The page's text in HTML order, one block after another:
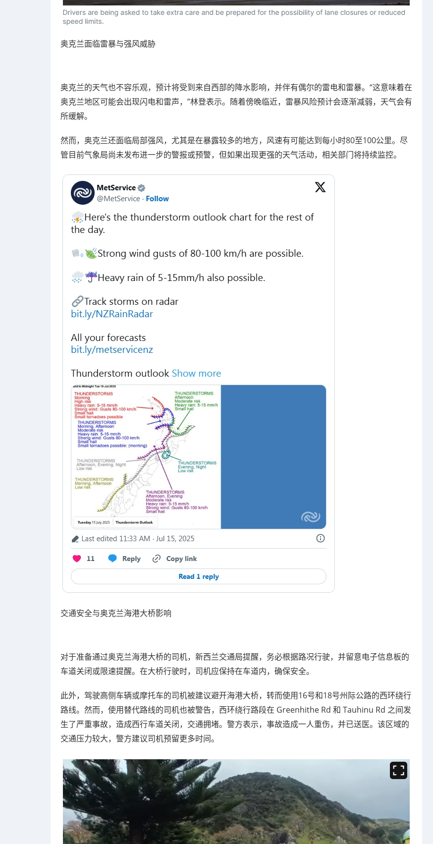
奥克兰面临雷暴与强风威胁
奥克兰的天气也不容乐观，预计将受到来自西部的降水影响，并伴有偶尔的雷电和雷暴。“这意味着在
奥克兰地区可能会出现闪电和雷声，”林登表示。随着傍晚临近，雷暴风险预计会逐渐减弱，天气会有
所缓解。
然而，奥克兰还面临局部强风，尤其是在暴露较多的地方，风速有可能达到每小时80至100公里。尽
管目前气象局尚未发布进一步的警报或预警，但如果出现更强的天气活动，相关部门将持续监控。
交通安全与奥克兰海港大桥影响
对于准备通过奥克兰海港大桥的司机，新西兰交通局提醒，务必根据路况行驶，并留意电子信息板的
车道关闭或限速提醒。在大桥行驶时，司机应保持在车道内，确保安全。
此外，驾驶高侧车辆或摩托车的司机被建议避开海港大桥，转而使用16号和18号州际公路的西环绕行
路线。然而，使用替代路线的司机也被警告，西环绕行路段在 Greenhithe Rd 和 Tauhinu Rd 之间发
生了严重事故，造成西行车道关闭，交通拥堵。警方表示，事故造成一人重伤，并已送医。该区域的
交通压力较大，警方建议司机预留更多时间。